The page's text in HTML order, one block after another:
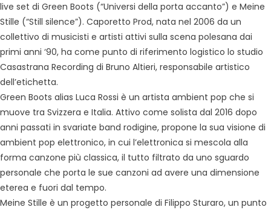
live set di Green Boots (“Universi della porta accanto”) e Meine
Stille (“Still silence”). Caporetto Prod, nata nel 2006 da un
collettivo di musicisti e artisti attivi sulla scena polesana dai
primi anni ‘90, ha come punto di riferimento logistico lo studio
Casastrana Recording di Bruno Altieri, responsabile artistico
dell’etichetta.
Green Boots alias Luca Rossi è un artista ambient pop che si
muove tra Svizzera e Italia. Attivo come solista dal 2016 dopo
anni passati in svariate band rodigine, propone la sua visione di
ambient pop elettronico, in cui l’elettronica si mescola alla
forma canzone più classica, il tutto filtrato da uno sguardo
personale che porta le sue canzoni ad avere una dimensione
eterea e fuori dal tempo.
Meine Stille è un progetto personale di Filippo Sturaro, un punto